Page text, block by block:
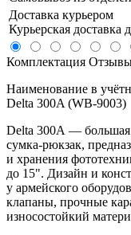
Доставка курьером
Курьерская доставка
Комплектация
Наименование в
Delta 300A (WB-9003)
Delta 300A — большая
сумка-рюкзак,
и хранения
до 15". Дизайн и
у армейского
клапаны, прочные
износостойкий